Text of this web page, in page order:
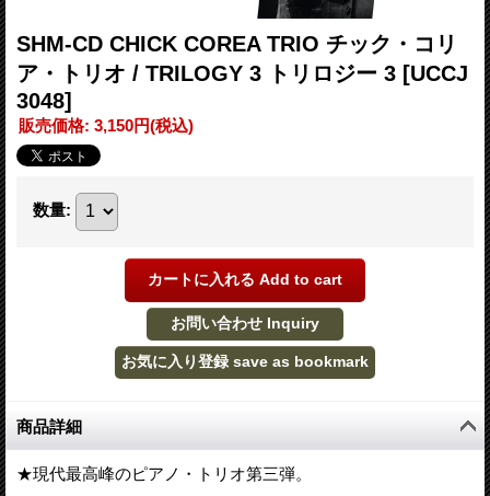
SHM-CD CHICK COREA TRIO チック・コリ
ア・トリオ / TRILOGY 3 トリロジー 3 [UCCJ
3048]
販売価格: 3,150円(税込)
数量:
商品詳細
★現代最高峰のピアノ・トリオ第三弾。